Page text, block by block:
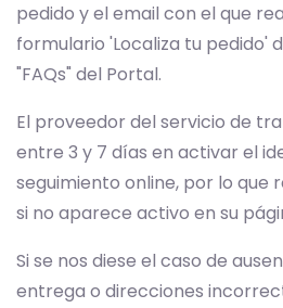
pedido y el email con el que
formulario 'Localiza tu pedido'
"FAQs" del Portal.
El proveedor del servicio de
entre 3 y 7 días en activar el
seguimiento online, por lo que
si no aparece activo en su
Si se nos diese el caso de
entrega o direcciones